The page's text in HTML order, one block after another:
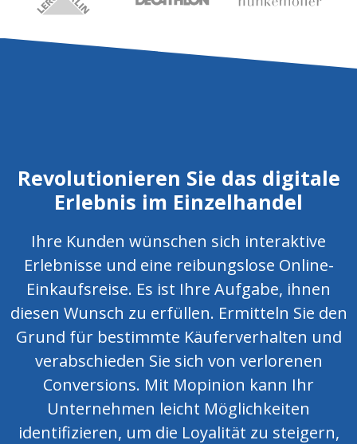
Revolutionieren Sie das digitale
Erlebnis im Einzelhandel
Ihre Kunden wünschen sich interaktive
Erlebnisse und eine reibungslose Online-
Einkaufsreise. Es ist Ihre Aufgabe, ihnen
diesen Wunsch zu erfüllen. Ermitteln Sie den
Grund für bestimmte Käuferverhalten und
verabschieden Sie sich von verlorenen
Conversions. Mit Mopinion kann Ihr
Unternehmen leicht Möglichkeiten
identifizieren, um die Loyalität zu steigern,